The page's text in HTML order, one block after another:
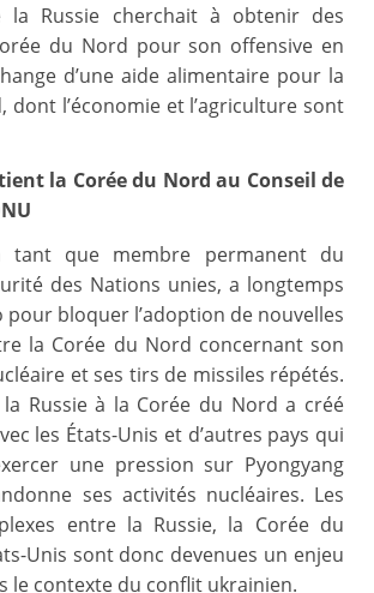
la Russie cherchait à obtenir des
du Nord pour son offensive en
d’une aide alimentaire pour la
dont l’économie et l’agriculture sont
la Corée du Nord au Conseil de
tant que membre permanent du
des Nations unies, a longtemps
pour bloquer l’adoption de nouvelles
la Corée du Nord concernant son
et ses tirs de missiles répétés.
Russie à la Corée du Nord a créé
les États-Unis et d’autres pays qui
une pression sur Pyongyang
ses activités nucléaires. Les
entre la Russie, la Corée du
Unis sont donc devenues un enjeu
le contexte du conflit ukrainien.